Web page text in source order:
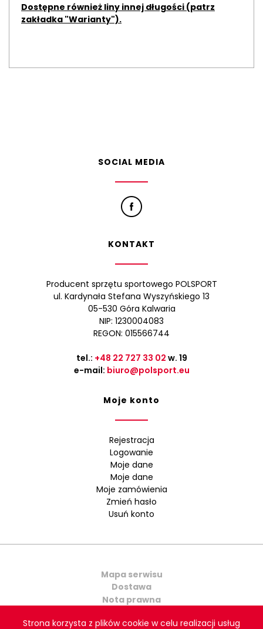
Strona korzysta z plików cookie w celu realizacji usług
Dostępne również liny innej długości (patrz
zakładka "Warianty").
SOCIAL MEDIA
KONTAKT
Producent sprzętu sportowego POLSPORT
ul. Kardynała Stefana Wyszyńskiego 13
05-530 Góra Kalwaria
NIP: 1230004083
REGON: 015566744
tel.: +48 22 727 33 02 w. 19
e-mail: biuro@polsport.eu
Moje konto
Rejestracja
Logowanie
Moje dane
Moje dane
Moje zamówienia
Zmień hasło
Usuń konto
Mapa serwisu
Dostawa
Nota prawna